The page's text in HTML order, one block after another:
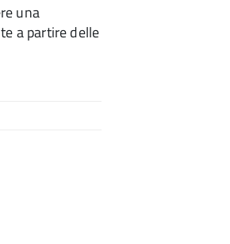
una
a partire delle